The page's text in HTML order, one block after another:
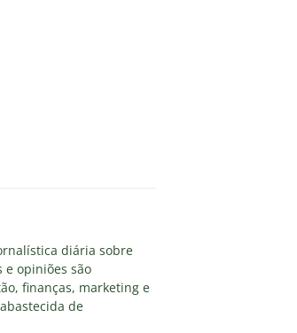
diária sobre
e opiniões são
finanças, marketing e
de